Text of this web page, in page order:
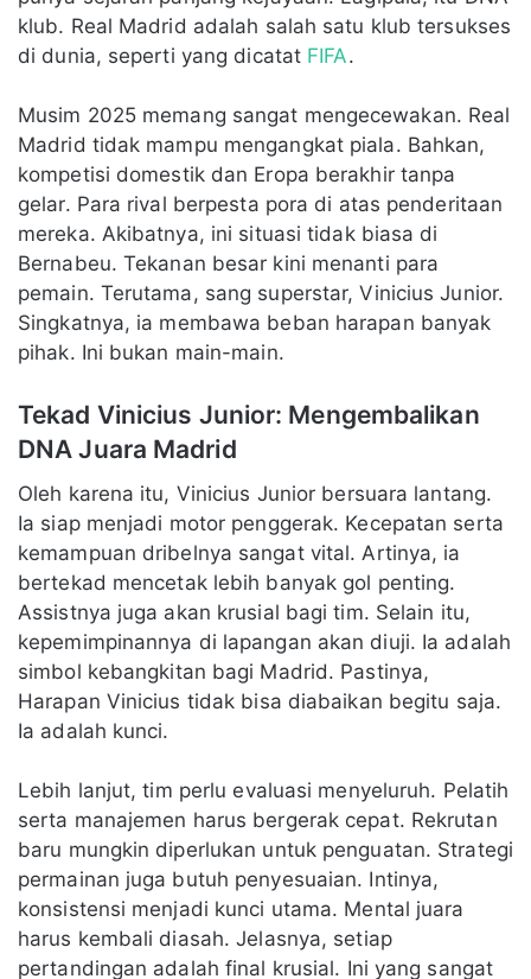
klub. Real Madrid adalah salah satu klub tersukses
di dunia, seperti yang dicatat FIFA.
Musim 2025 memang sangat mengecewakan. Real
Madrid tidak mampu mengangkat piala. Bahkan,
kompetisi domestik dan Eropa berakhir tanpa
gelar. Para rival berpesta pora di atas penderitaan
mereka. Akibatnya, ini situasi tidak biasa di
Bernabeu. Tekanan besar kini menanti para
pemain. Terutama, sang superstar, Vinicius Junior.
Singkatnya, ia membawa beban harapan banyak
pihak. Ini bukan main-main.
Tekad Vinicius Junior: Mengembalikan
DNA Juara Madrid
Oleh karena itu, Vinicius Junior bersuara lantang.
Ia siap menjadi motor penggerak. Kecepatan serta
kemampuan dribelnya sangat vital. Artinya, ia
bertekad mencetak lebih banyak gol penting.
Assistnya juga akan krusial bagi tim. Selain itu,
kepemimpinannya di lapangan akan diuji. Ia adalah
simbol kebangkitan bagi Madrid. Pastinya,
Harapan Vinicius tidak bisa diabaikan begitu saja.
Ia adalah kunci.
Lebih lanjut, tim perlu evaluasi menyeluruh. Pelatih
serta manajemen harus bergerak cepat. Rekrutan
baru mungkin diperlukan untuk penguatan. Strategi
permainan juga butuh penyesuaian. Intinya,
konsistensi menjadi kunci utama. Mental juara
harus kembali diasah. Jelasnya, setiap
pertandingan adalah final krusial. Ini yang sangat